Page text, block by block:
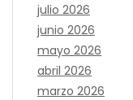
julio 2026
junio 2026
mayo 2026
abril 2026
marzo 2026